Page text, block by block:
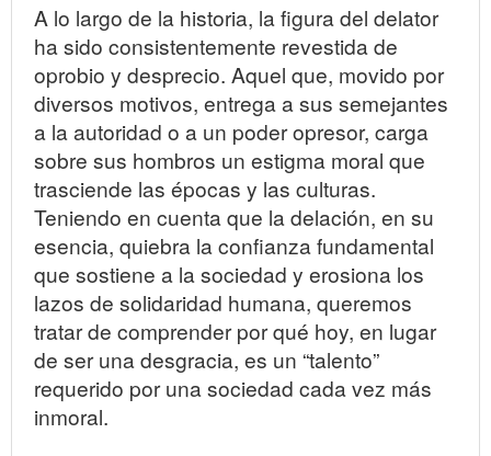
A lo largo de la historia, la figura del delator
ha sido consistentemente revestida de
oprobio y desprecio. Aquel que, movido por
diversos motivos, entrega a sus semejantes
a la autoridad o a un poder opresor, carga
sobre sus hombros un estigma moral que
trasciende las épocas y las culturas.
Teniendo en cuenta que la delación, en su
esencia, quiebra la confianza fundamental
que sostiene a la sociedad y erosiona los
lazos de solidaridad humana, queremos
tratar de comprender por qué hoy, en lugar
de ser una desgracia, es un “talento”
requerido por una sociedad cada vez más
inmoral.